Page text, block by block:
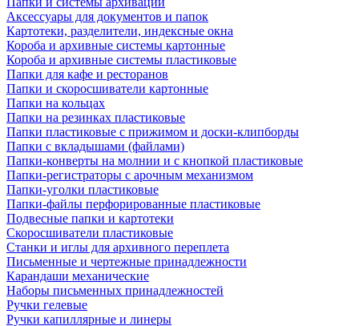
Аксессуары для документов и папок
Картотеки, разделители, индексные окна
Короба и архивные системы картонные
Короба и архивные системы пластиковые
Папки для кафе и ресторанов
Папки и скоросшиватели картонные
Папки на кольцах
Папки на резинках пластиковые
Папки пластиковые с прижимом и доски-клипборды
Папки с вкладышами (файлами)
Папки-конверты на молнии и с кнопкой пластиковые
Папки-регистраторы с арочным механизмом
Папки-уголки пластиковые
Папки-файлы перфорированные пластиковые
Подвесные папки и картотеки
Скоросшиватели пластиковые
Станки и иглы для архивного переплета
Письменные и чертежные принадлежности
Карандаши механические
Наборы письменных принадлежностей
Ручки гелевые
Ручки капиллярные и линеры